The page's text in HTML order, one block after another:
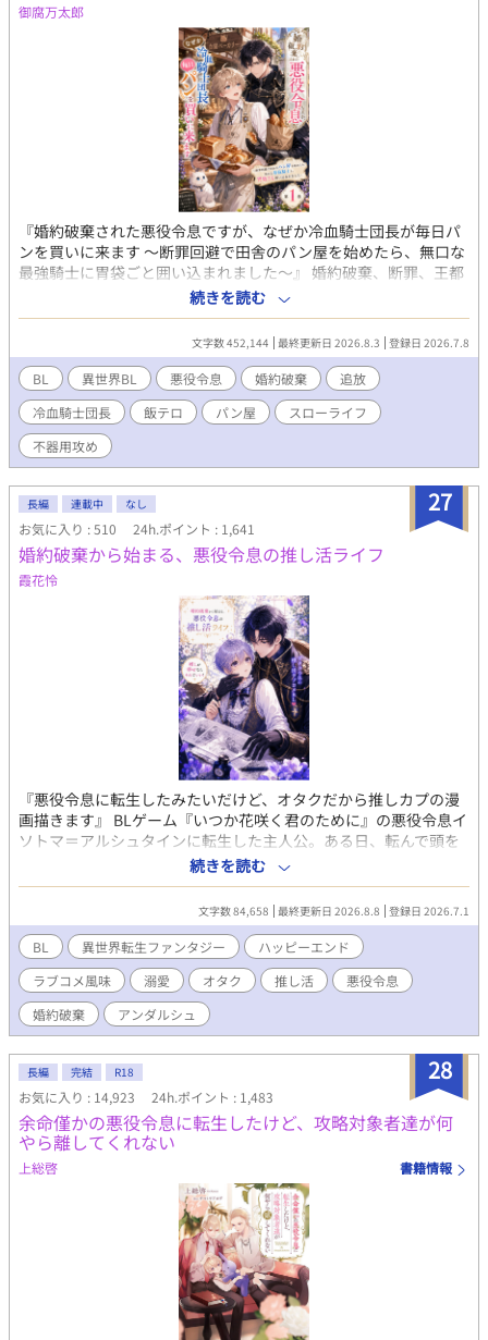
御腐万太郎
『婚約破棄された悪役令息ですが、なぜか冷血騎士団長が毎日パ
ンを買いに来ます 〜断罪回避で田舎のパン屋を始めたら、無口な
最強騎士に胃袋ごと囲い込まれました〜』 婚約破棄、断罪、王都
追放。 公爵令息ノア・ラザフォードは、王宮の夜会で王子からそ
う告げられた瞬間、心の中で歓喜した。 なぜなら彼は、前世の記
憶を持つ転生者。 この世界が乙女ゲームに似ており、自分が“悪
役令息”として破滅する運命だと知っていたからだ。 けれど、王子
への未練など一切ない。 面倒な貴族社会から逃げられるなら、追
放なんてむしろ大歓迎。 「よし、田舎でパン屋をやろう」 そうし
てノアは辺境の町で、小さなパン屋《白猫ベーカリー》を開く。
焼きたてのミルクパン、焦がしバター塩パン、森苺のジャムパ
ン。 ようやく手に入れた平穏なスローライフ。 ……のはずだっ
団長アゼル・グレイヴ。 無口。 無表情。 目つきが怖い。 なのに
彼は、毎朝誰より早く店に来て、ノアのパンを大量に買ってい
く。 「今日も来たんですか？」 「来た」 「昨日も一昨日も来まし
たよね」 「明日も来る」 ノアは思った。 この人、よほどパンが
好きなんだな、と。 しかしアゼルが見ているのは、パンだけでは
なかった。 ノアが疲れていれば黙って手伝い、王都からの嫌がら
せには無表情で圧をかけ、元婚約者の王子が現れれば静かに剣の
柄へ手を置く。 「この店に手を出すな。ノアにもだ」 パン目当て
だと思い込む悪役令息と、店主ごと囲い込みたい冷血騎士団長。
婚約破棄から始まる、飯テロ異世界BLラブコメ。
続きを読む
文字数 452,144 最終更新日 2026.8.3 登録日 2026.7.8
BL 異世界BL 悪役令息 婚約破棄
追放
冷血騎士団長
飯テロ パン屋
スローライフ
不器用攻め
27
長編 連載中 なし
お気に入り : 510 24h.ポイント : 1,641
婚約破棄から始まる、悪役令息の推し活ライフ
霞花怜
『悪役令息に転生したみたいだけど、オタクだから推しカプの漫
画描きます』 BLゲーム『いつか花咲く君のために』の悪役令息イ
ソトマ＝アルシュタインに転生した主人公。ある日、転んで頭を
打った拍子に、彼は思い出した。自分の前世がオタクだったとい
うことを。 イソトマの推しカプは『いつ花』のメインカプである
ルシアンとリリーだ。激推しするあまり、同人で漫画を描いてい
た。婚約破棄の断罪イベントですら、推しを拝める至福の時間。
そんな彼の推し活ライフは、まさに婚約破棄から始まる。推しを
愛でるため、イソトマは円満な婚約解消を試みる。現実に打ちひ
しがれながらも、オタク仲間のアルエと漫画を描く楽しい日々を
満喫中。推しキャラである護衛騎士のディルクとも、何となく仲
良くなれて、楽しくなってきた。 なのに、ゲーム主人公のリリー
の！ オタク令息が推しを愛でながら漫画を描き、自分の恋も実
らせちゃう、推し活ラブコメBL。 ※表紙はAIにて作成。本文は作
者の自作です。本文にAIは一切使用しておりません。
続きを読む
文字数 84,658 最終更新日 2026.8.8 登録日 2026.7.1
BL 異世界転生ファンタジー
ハッピーエンド
ラブコメ風味
溺愛 オタク 推し活
悪役令息
婚約破棄
アンダルシュ
28
長編 完結 R18
お気に入り : 14,923 24h.ポイント : 1,483
余命僅かの悪役令息に転生したけど、攻略対象者達が何
やら離してくれない
上総啓 書籍情報